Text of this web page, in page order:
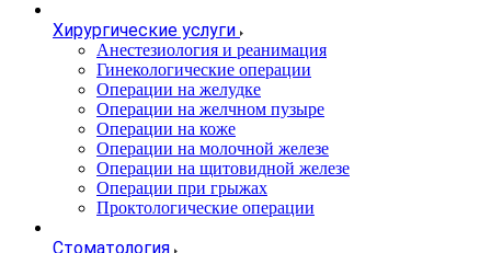
Хирургические услуги
Анестезиология и реанимация
Гинекологические операции
Операции на желудке
Операции на желчном пузыре
Операции на коже
Операции на молочной железе
Операции на щитовидной железе
Операции при грыжах
Проктологические операции
Стоматология